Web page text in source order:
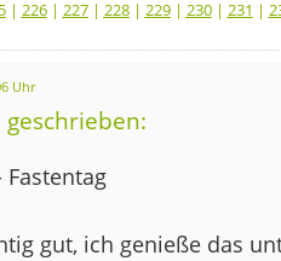
| 226| 227| 228| 229| 230| 231 |
Uhr
geschrieben:
gut, ich genieße das